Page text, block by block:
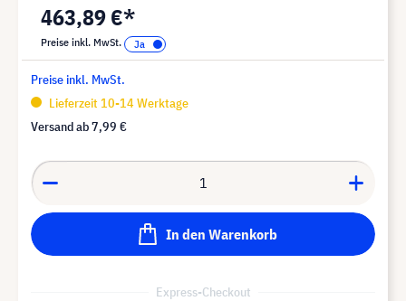
463,89 €*
Preise inkl. MwSt.
Preise inkl. MwSt.
Lieferzeit 10-14 Werktage
Versand ab7,99 €
In den Warenkorb
Express-Checkout